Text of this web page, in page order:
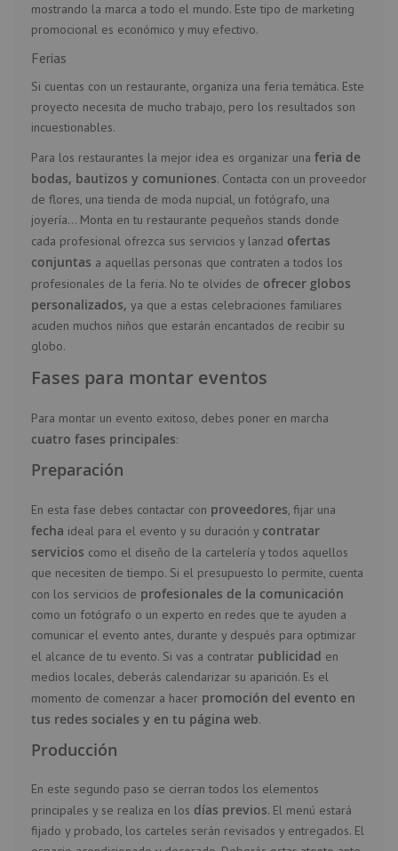
mostrando la marca a todo el mundo. Este tipo de marketing
promocional es económico y muy efectivo.
Ferias
Si cuentas con un restaurante, organiza una feria temática. Este
proyecto necesita de mucho trabajo, pero los resultados son
incuestionables.
Para los restaurantes la mejor idea es organizar una feria de
bodas, bautizos y comuniones. Contacta con un proveedor
de flores, una tienda de moda nupcial, un fotógrafo, una
joyería… Monta en tu restaurante pequeños stands donde
cada profesional ofrezca sus servicios y lanzad ofertas
conjuntas a aquellas personas que contraten a todos los
profesionales de la feria. No te olvides de ofrecer globos
personalizados, ya que a estas celebraciones familiares
acuden muchos niños que estarán encantados de recibir su
globo.
Fases para montar eventos
Para montar un evento exitoso, debes poner en marcha
cuatro fases principales:
Preparación
En esta fase debes contactar con proveedores, fijar una
fecha ideal para el evento y su duración y contratar
servicios como el diseño de la cartelería y todos aquellos
que necesiten de tiempo. Si el presupuesto lo permite, cuenta
con los servicios de profesionales de la comunicación
como un fotógrafo o un experto en redes que te ayuden a
comunicar el evento antes, durante y después para optimizar
el alcance de tu evento. Si vas a contratar publicidad en
medios locales, deberás calendarizar su aparición. Es el
momento de comenzar a hacer promoción del evento en
tus redes sociales y en tu página web.
Producción
En este segundo paso se cierran todos los elementos
principales y se realiza en los días previos. El menú estará
fijado y probado, los carteles serán revisados y entregados. El